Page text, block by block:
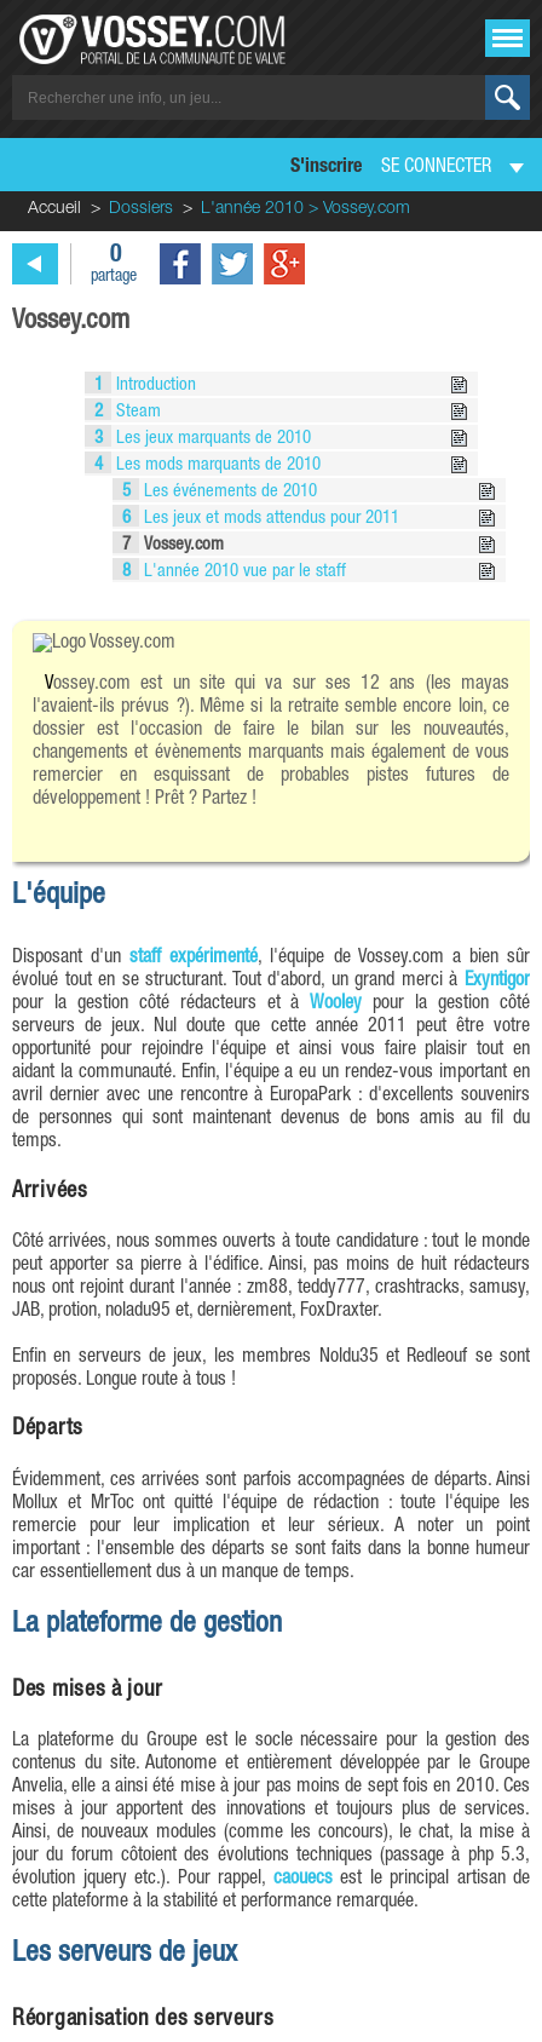
S'inscrire SE CONNECTER
Accueil Dossiers L'année 2010 > Vossey.com
0
partage
Vossey.com
1
Introduction
2
Steam
3
Les jeux marquants de 2010
4
Les mods marquants de 2010
5
Les événements de 2010
6
Les jeux et mods attendus pour 2011
7
Vossey.com
8
L'année 2010 vue par le staff
Vossey.com est un site qui va sur ses 12 ans (les mayas
l'avaient-ils prévus ?). Même si la retraite semble encore loin, ce
dossier est l'occasion de faire le bilan sur les nouveautés,
changements et évènements marquants mais également de vous
remercier en esquissant de probables pistes futures de
développement ! Prêt ? Partez !
L'équipe
Disposant d'unstaff expérimenté, l'équipe de Vossey.com a bien sûr
évolué tout en se structurant. Tout d'abord, un grand merci à Exyntigor
pour la gestion côté rédacteurs et àWooley pour la gestion côté
serveurs de jeux. Nul doute que cette année 2011 peut être votre
opportunité pour rejoindre l'équipe et ainsi vous faire plaisir tout en
aidant la communauté. Enfin, l'équipe a eu un rendez-vous important en
avril dernier avec une rencontre à EuropaPark : d'excellents souvenirs
de personnes qui sont maintenant devenus de bons amis au fil du
temps.
Arrivées
Côté arrivées, nous sommes ouverts à toute candidature : tout le monde
peut apporter sa pierre à l'édifice. Ainsi, pas moins de huit rédacteurs
nous ont rejoint durant l'année : zm88, teddy777, crashtracks, samusy,
JAB, protion, noladu95 et, dernièrement, FoxDraxter.
Enfin en serveurs de jeux, les membres Noldu35 et Redleouf se sont
proposés. Longue route à tous !
Départs
Évidemment, ces arrivées sont parfois accompagnées de départs. Ainsi
Mollux et MrToc ont quitté l'équipe de rédaction : toute l'équipe les
remercie pour leur implication et leur sérieux. A noter un point
important : l'ensemble des départs se sont faits dans la bonne humeur
car essentiellement dus à un manque de temps.
La plateforme de gestion
Des mises à jour
La plateforme du Groupe est le socle nécessaire pour la gestion des
contenus du site. Autonome et entièrement développée par le Groupe
Anvelia, elle a ainsi été mise à jour pas moins de sept fois en 2010. Ces
mises à jour apportent des innovations et toujours plus de services.
Ainsi, de nouveaux modules (comme les concours), le chat, la mise à
jour du forum côtoient des évolutions techniques (passage à php 5.3,
évolution jquery etc.). Pour rappel, caouecsest le principal artisan de
cette plateforme à la stabilité et performance remarquée.
Les serveurs de jeux
Réorganisation des serveurs